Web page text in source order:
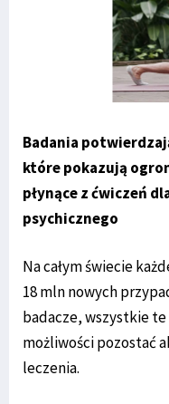
Badania
które pokazują
płynące z ćwiczeń
psychicznego
Na całym świecie
18 mln nowych
badacze, wszystkie
możliwości pozostać
leczenia.